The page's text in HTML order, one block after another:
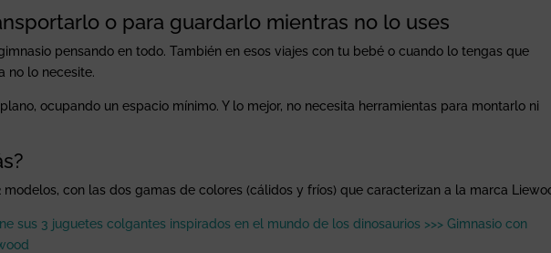
o para guardarlo mientras no lo uses
pensando en todo. También en esos viajes con tu bebé o cuando lo tengas que
no lo necesite.
ocupando un espacio mínimo. Y lo mejor, no necesita herramientas para montarlo ni
modelos, con las dos gamas de colores (cálidos y fríos) que caracterizan a la marca
sus 3 juguetes colgantes inspirados en el mundo de los dinosaurios >>> Gimnasio con